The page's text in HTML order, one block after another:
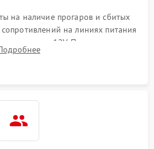
на наличие прогаров и сбитых
на линиях питания
разъемах 12V. Проверка на
дросселей питания GPU и